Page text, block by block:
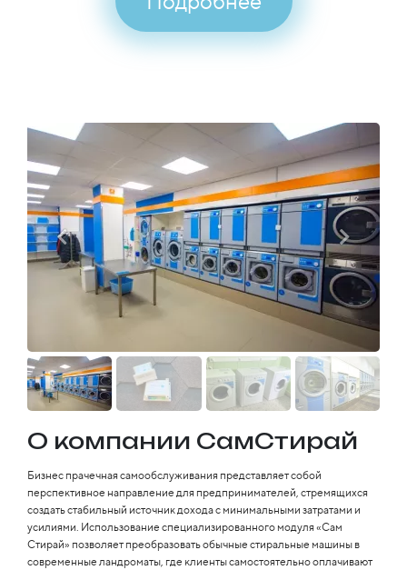
О компании СамСтирай
Бизнес прачечная самообслуживания представляет собой
перспективное направление для предпринимателей, стремящихся
создать стабильный источник дохода с минимальными затратами и
усилиями. Использование специализированного модуля «Сам
Стирай» позволяет преобразовать обычные стиральные машины в
современные ландроматы, где клиенты самостоятельно оплачивают